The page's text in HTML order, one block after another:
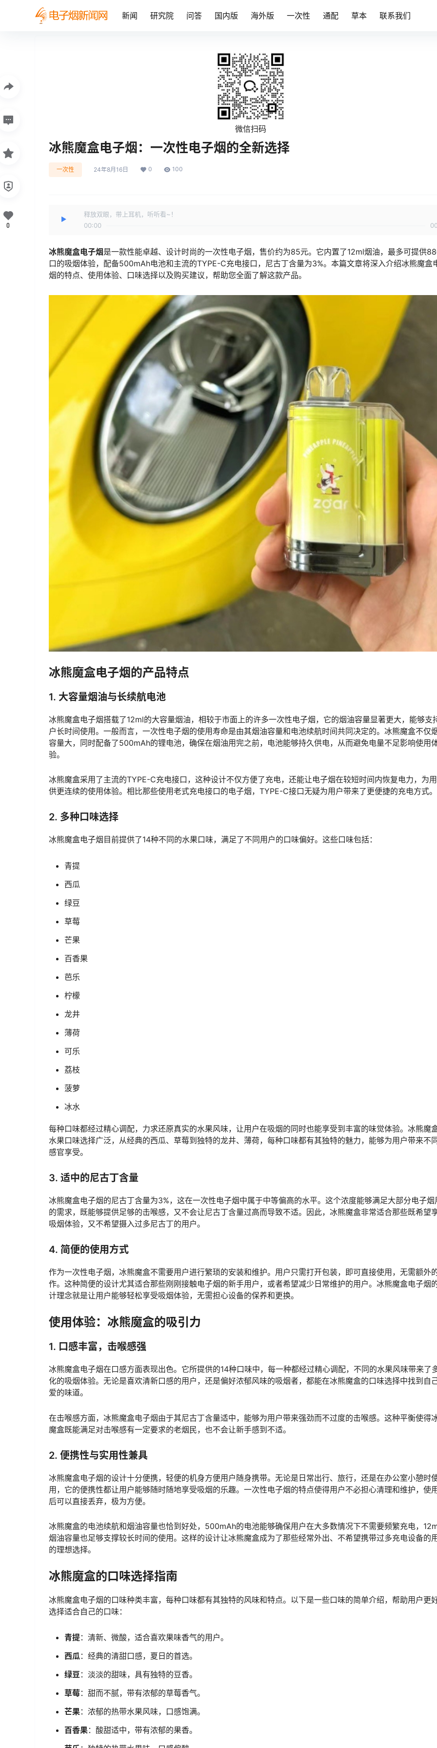
新闻 研究院 问答 国内版 海外版 一次性 通配 草本 联系我们
微信扫码
冰熊魔盒电子烟：一次性电子烟的全新选择
一次性 24年8月16日 0 100
释放双眼，带上耳机，听听看~！
00:00
冰熊魔盒电子烟是一款性能卓越、设计时尚的一次性电子烟，售价约为85元。它内置了12ml烟油，最多可提供
口的吸烟体验，配备500mAh电池和主流的TYPE-C充电接口，尼古丁含量为3%。本篇文章将深入介绍冰熊魔盒
烟的特点、使用体验、口味选择以及购买建议，帮助您全面了解这款产品。
冰熊魔盒电子烟的产品特点
1. 大容量烟油与长续航电池
冰熊魔盒电子烟搭载了12ml的大容量烟油，相较于市面上的许多一次性电子烟，它的烟油容量显著更大，能够支
户长时间使用。一般而言，一次性电子烟的使用寿命是由其烟油容量和电池续航时间共同决定的。冰熊魔盒不仅
容量大，同时配备了500mAh的锂电池，确保在烟油用完之前，电池能够持久供电，从而避免电量不足影响使用
验。
冰熊魔盒采用了主流的TYPE-C充电接口，这种设计不仅方便了充电，还能让电子烟在较短时间内恢复电力，为
供更连续的使用体验。相比那些使用老式充电接口的电子烟，TYPE-C接口无疑为用户带来了更便捷的充电方式。
2. 多种口味选择
冰熊魔盒电子烟目前提供了14种不同的水果口味，满足了不同用户的口味偏好。这些口味包括：
青提
西瓜
绿豆
草莓
芒果
百香果
芭乐
柠檬
龙井
薄荷
可乐
荔枝
菠萝
冰水
每种口味都经过精心调配，力求还原真实的水果风味，让用户在吸烟的同时也能享受到丰富的味觉体验。冰熊魔
水果口味选择广泛，从经典的西瓜、草莓到独特的龙井、薄荷，每种口味都有其独特的魅力，能够为用户带来不
感官享受。
3. 适中的尼古丁含量
冰熊魔盒电子烟的尼古丁含量为3%，这在一次性电子烟中属于中等偏高的水平。这个浓度能够满足大部分电子烟
的需求，既能够提供足够的击喉感，又不会让尼古丁含量过高而导致不适。因此，冰熊魔盒非常适合那些既希望
吸烟体验，又不希望摄入过多尼古丁的用户。
4. 简便的使用方式
作为一次性电子烟，冰熊魔盒不需要用户进行繁琐的安装和维护。用户只需打开包装，即可直接使用，无需额外
作。这种简便的设计尤其适合那些刚刚接触电子烟的新手用户，或者希望减少日常维护的用户。冰熊魔盒电子烟
计理念就是让用户能够轻松享受吸烟体验，无需担心设备的保养和更换。
使用体验：冰熊魔盒的吸引力
1. 口感丰富，击喉感强
冰熊魔盒电子烟在口感方面表现出色。它所提供的14种口味中，每一种都经过精心调配，不同的水果风味带来了
化的吸烟体验。无论是喜欢清新口感的用户，还是偏好浓郁风味的吸烟者，都能在冰熊魔盒的口味选择中找到自
爱的味道。
在击喉感方面，冰熊魔盒电子烟由于其尼古丁含量适中，能够为用户带来强劲而不过度的击喉感。这种平衡使得
魔盒既能满足对击喉感有一定要求的老烟民，也不会让新手感到不适。
2. 便携性与实用性兼具
冰熊魔盒电子烟的设计十分便携，轻便的机身方便用户随身携带。无论是日常出行、旅行，还是在办公室小憩时
用，它的便携性都让用户能够随时随地享受吸烟的乐趣。一次性电子烟的特点使得用户不必担心清理和维护，使
后可以直接丢弃，极为方便。
冰熊魔盒的电池续航和烟油容量也恰到好处，500mAh的电池能够确保用户在大多数情况下不需要频繁充电，
烟油容量也足够支撑较长时间的使用。这样的设计让冰熊魔盒成为了那些经常外出、不希望携带过多充电设备的
的理想选择。
冰熊魔盒的口味选择指南
冰熊魔盒电子烟的口味种类丰富，每种口味都有其独特的风味和特点。以下是一些口味的简单介绍，帮助用户更
选择适合自己的口味：
青提：清新、微酸，适合喜欢果味香气的用户。
西瓜：经典的清甜口感，夏日的首选。
绿豆：淡淡的甜味，具有独特的豆香。
草莓：甜而不腻，带有浓郁的草莓香气。
芒果：浓郁的热带水果风味，口感饱满。
百香果：酸甜适中，带有浓郁的果香。
0